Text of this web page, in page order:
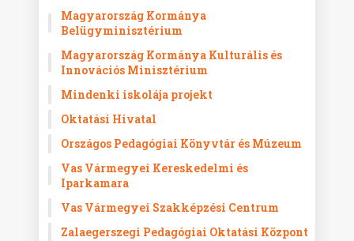
Magyarország Kormánya
Belügyminisztérium
Magyarország Kormánya Kulturális és
Innovációs Minisztérium
Mindenki iskolája projekt
Oktatási Hivatal
Országos Pedagógiai Könyvtár és Múzeum
Vas Vármegyei Kereskedelmi és
Iparkamara
Vas Vármegyei Szakképzési Centrum
Zalaegerszegi Pedagógiai Oktatási Központ